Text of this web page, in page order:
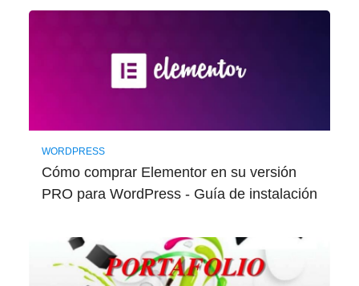
WORDPRESS
Cómo comprar Elementor en su versión
PRO para WordPress - Guía de instalación